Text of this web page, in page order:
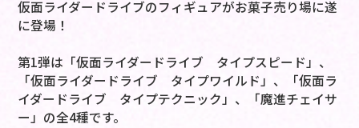
仮面ライダードライブのフィギュアがお菓子売り場に遂
に登場！
第1弾は「仮面ライダードライブ タイプスピード」、
「仮面ライダードライブ タイプワイルド」、「仮面ラ
イダードライブ タイプテクニック」、「魔進チェイサ
ー」の全4種です。